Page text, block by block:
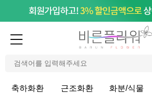
축하화환 근조화환 화분/식물